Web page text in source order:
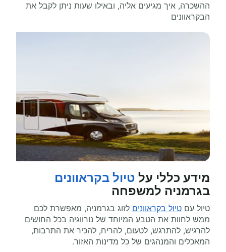
ההשכרה, איך מגיעים אליה, ובאילו שעות ניתן לקבל את
הבקראוונים
מידע כללי על טיול בקראוונים
בגרמניה למשפחה
טיול עם טיול בקראוונים לזוג בגרמניה, מאפשרת לכם
ממש לחוות את הטבע המיוחד של נורווגיה בכל החושים
להרגיש, להתרגש, לטעום, להריח, להכיר את התרבות,
המאכלים והמנהגים של כל מדינות האזור.